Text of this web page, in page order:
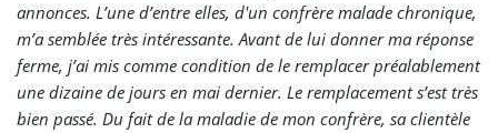
annonces. L’une d’entre elles, d'un confrère malade chronique,
m’a semblée très intéressante. Avant de lui donner ma réponse
ferme, j’ai mis comme condition de le remplacer préalablement
une dizaine de jours en mai dernier. Le remplacement s’est très
bien passé. Du fait de la maladie de mon confrère, sa clientèle